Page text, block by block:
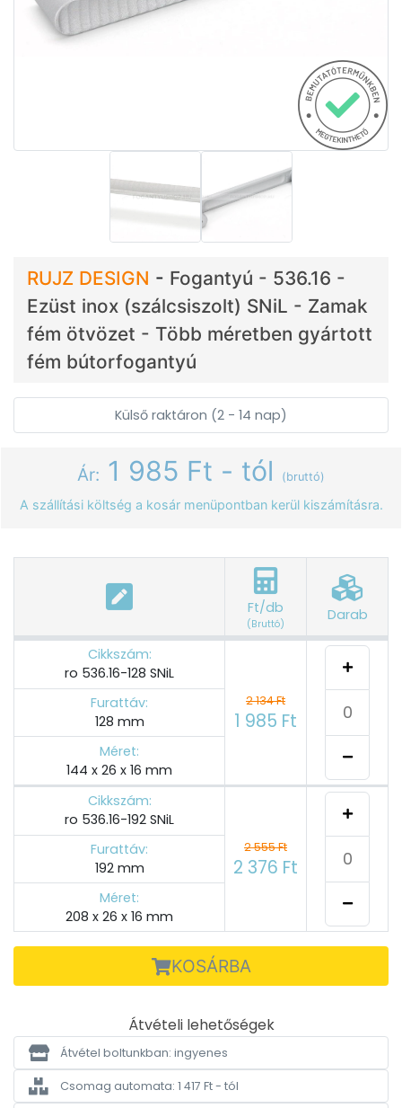
RUJZ DESIGN - Fogantyú - 536.16 -
Ezüst inox (szálcsiszolt) SNiL - Zamak
fém ötvözet - Több méretben gyártott
fém bútorfogantyú
Külső raktáron (2 - 14 nap)
Ár: 1 985 Ft - tól (bruttó)
A szállítási költség a kosár menüpontban kerül kiszámításra.
Ft/db
(Bruttó)
Darab
Cikkszám:
ro 536.16-128 SNiL
2 134 Ft
1 985 Ft
Furattáv:
128 mm
Méret:
144 x 26 x 16 mm
Cikkszám:
ro 536.16-192 SNiL
2 555 Ft
2 376 Ft
Furattáv:
192 mm
Méret:
208 x 26 x 16 mm
KOSÁRBA
Átvételi lehetőségek
Átvétel boltunkban: ingyenes
Csomag automata: 1 417 Ft - tól